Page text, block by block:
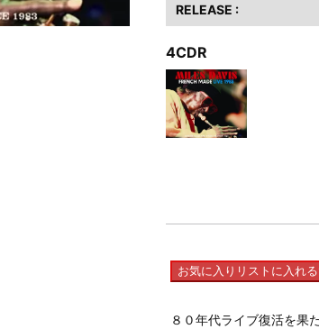
RELEASE :
4CDR
お気に入りリストに入れる
８０年代ライブ復活を果